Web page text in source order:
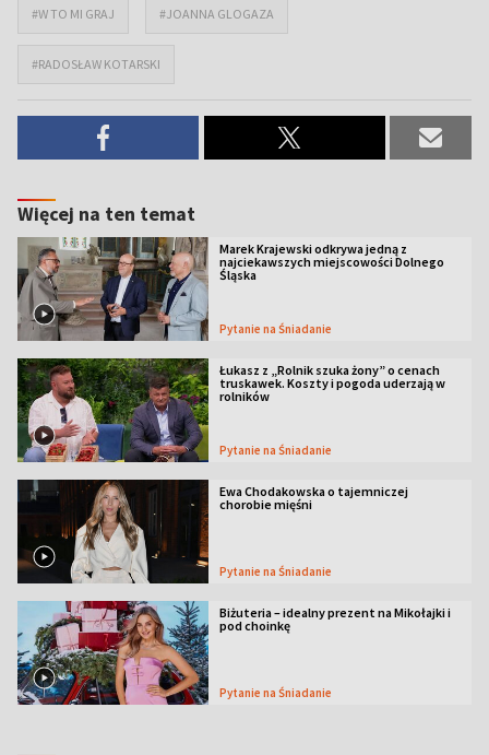
#W TO MI GRAJ #JOANNA GLOGAZA
#RADOSŁAW KOTARSKI
Więcej na ten temat
Marek Krajewski odkrywa jedną z
najciekawszych miejscowości Dolnego
Śląska
Pytanie na Śniadanie
Łukasz z „Rolnik szuka żony” o cenach
truskawek. Koszty i pogoda uderzają w
rolników
Pytanie na Śniadanie
Ewa Chodakowska o tajemniczej
chorobie mięśni
Pytanie na Śniadanie
Biżuteria – idealny prezent na Mikołajki i
pod choinkę
Pytanie na Śniadanie